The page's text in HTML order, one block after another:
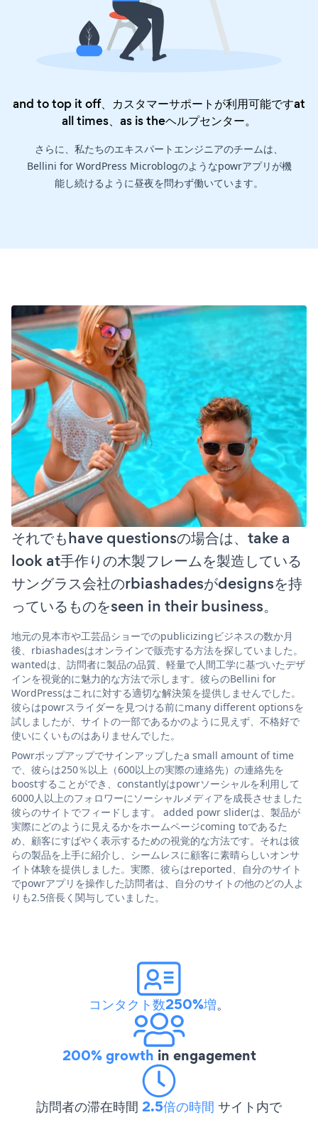
and to top it off、カスタマーサポートが利用可能ですat
all times、as is theヘルプセンター。
さらに、私たちのエキスパートエンジニアのチームは、
Bellini for WordPress Microblogのようなpowrアプリが機
能し続けるように昼夜を問わず働いています。
それでもhave questionsの場合は、take a
look at手作りの木製フレームを製造している
サングラス会社のrbiashadesがdesignsを持
っているものをseen in their business。
地元の見本市や工芸品ショーでのpublicizingビジネスの数か月
後、rbiashadesはオンラインで販売する方法を探していました。
wantedは、訪問者に製品の品質、軽量で人間工学に基づいたデザ
インを視覚的に魅力的な方法で示します。彼らのBellini for
WordPressはこれに対する適切な解決策を提供しませんでした。
彼らはpowrスライダーを見つける前にmany different optionsを
試しましたが、サイトの一部であるかのように見えず、不格好で
使いにくいものはありませんでした。
Powrポップアップでサインアップしたa small amount of time
で、彼らは250％以上（600以上の実際の連絡先）の連絡先を
boostすることができ、constantlyはpowrソーシャルを利用して
6000人以上のフォロワーにソーシャルメディアを成長させました
彼らのサイトでフィードします。 added powr sliderは、製品が
実際にどのように見えるかをホームページcoming toであるた
め、顧客にすばやく表示するための視覚的な方法です。それは彼
らの製品を上手に紹介し、シームレスに顧客に素晴らしいオンサ
イト体験を提供しました。実際、彼らはreported、自分のサイト
でpowrアプリを操作した訪問者は、自分のサイトの他のどの人よ
りも2.5倍長く関与していました。
コンタクト数250%増。
200% growth in engagement
訪問者の滞在時間 2.5倍の時間 サイト内で